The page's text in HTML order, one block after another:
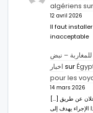
algériens
12 avril 2026
Il faut
inacceptable
– نبض
اخبار sur
pour les
14 mars 2026
[…] الإعلان عن طريق Ahmed Abdel-Latifسفير مصر بالرباط.